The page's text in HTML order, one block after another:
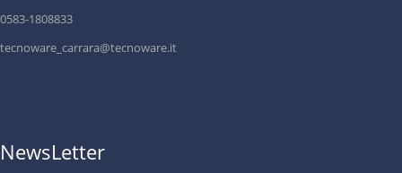
0583-1808833
tecnoware_carrara@tecnoware.it
NewsLetter